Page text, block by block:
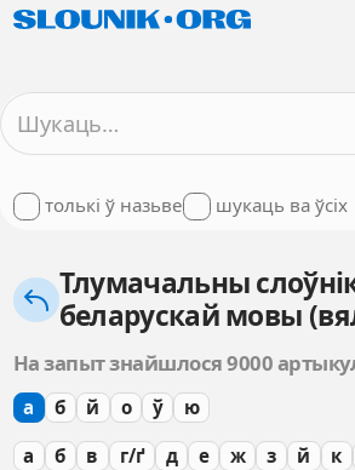
толькі ў назьве шукаць ва ўсіх
Тлумачальны
беларускай мовы
На запыт знайшлося 9000
а б й о ў ю
а б в г/ґ д е ж з й к